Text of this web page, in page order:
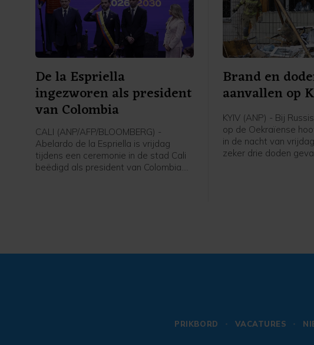
De la Espriella
ingezworen als president
van Colombia
CALI (ANP/AFP/BLOOMBERG) -
Abelardo de la Espriella is vrijdag
tijdens een ceremonie in de stad Cali
beëdigd als president van Colombia.
Brand en
aanvallen op
KYIV (ANP) - Bij
op de Oekraïense
in de nacht van
zeker drie doden
PRIKBORD VACATURES